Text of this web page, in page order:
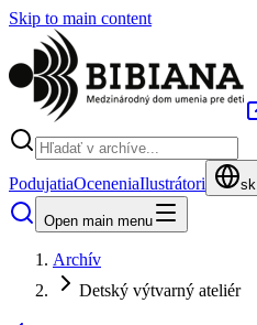
Skip to main content
PodujatiaOceneniaIlustrátori sk
Open main menu
Archív
Detský výtvarný ateliér